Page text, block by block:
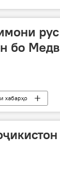
бо
хабарҳо